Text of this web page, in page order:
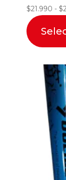
$21.990 - $